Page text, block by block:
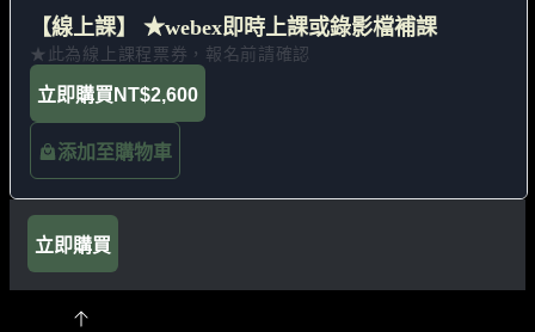
【線上課】 ★webex即時上課或錄影檔補課
★此為線上課程票券，報名前請確認
立即購買 NT$2,600
添加至購物車
立即購買